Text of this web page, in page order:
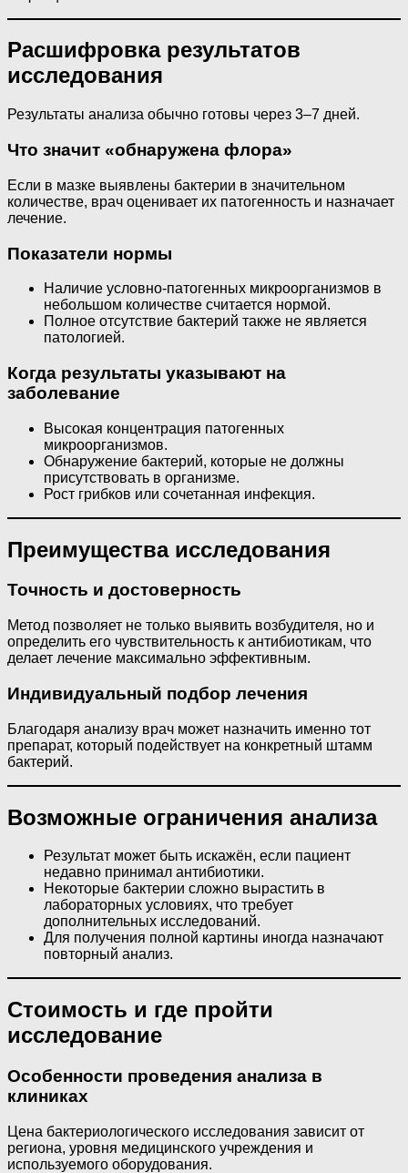
Расшифровка результатов
исследования
Результаты анализа обычно готовы через 3–7 дней.
Что значит «обнаружена флора»
Если в мазке выявлены бактерии в значительном
количестве, врач оценивает их патогенность и назначает
лечение.
Показатели нормы
Наличие условно-патогенных микроорганизмов в
небольшом количестве считается нормой.
Полное отсутствие бактерий также не является
патологией.
Когда результаты указывают на
заболевание
Высокая концентрация патогенных
микроорганизмов.
Обнаружение бактерий, которые не должны
присутствовать в организме.
Рост грибков или сочетанная инфекция.
Преимущества исследования
Точность и достоверность
Метод позволяет не только выявить возбудителя, но и
определить его чувствительность к антибиотикам, что
делает лечение максимально эффективным.
Индивидуальный подбор лечения
Благодаря анализу врач может назначить именно тот
препарат, который подействует на конкретный штамм
бактерий.
Возможные ограничения анализа
Результат может быть искажён, если пациент
недавно принимал антибиотики.
Некоторые бактерии сложно вырастить в
лабораторных условиях, что требует
дополнительных исследований.
Для получения полной картины иногда назначают
повторный анализ.
Стоимость и где пройти
исследование
Особенности проведения анализа в
клиниках
Цена бактериологического исследования зависит от
региона, уровня медицинского учреждения и
используемого оборудования.